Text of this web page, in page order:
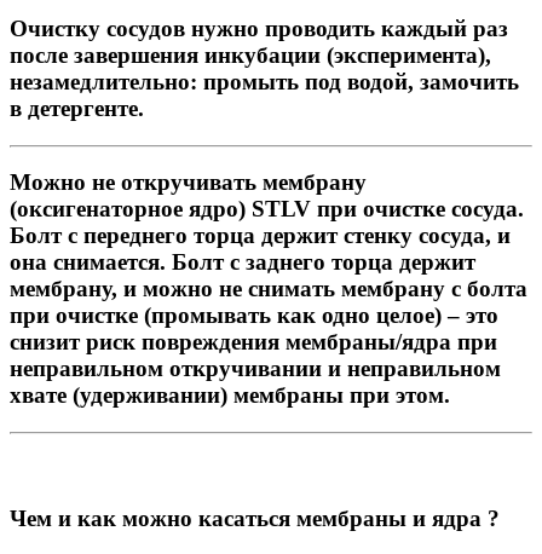
Очистку сосудов нужно проводить каждый раз
после завершения инкубации (эксперимента),
незамедлительно: промыть под водой, замочить
в детергенте.
Можно не откручивать мембрану
(оксигенаторное ядро) STLV при очистке сосуда.
Болт с переднего торца держит стенку сосуда, и
она снимается. Болт с заднего торца держит
мембрану, и можно не снимать мембрану с болта
при очистке (промывать как одно целое) – это
снизит риск повреждения мембраны/ядра при
неправильном откручивании и неправильном
хвате (удерживании) мембраны при этом.
Чем и как можно касаться мембраны и ядра ?